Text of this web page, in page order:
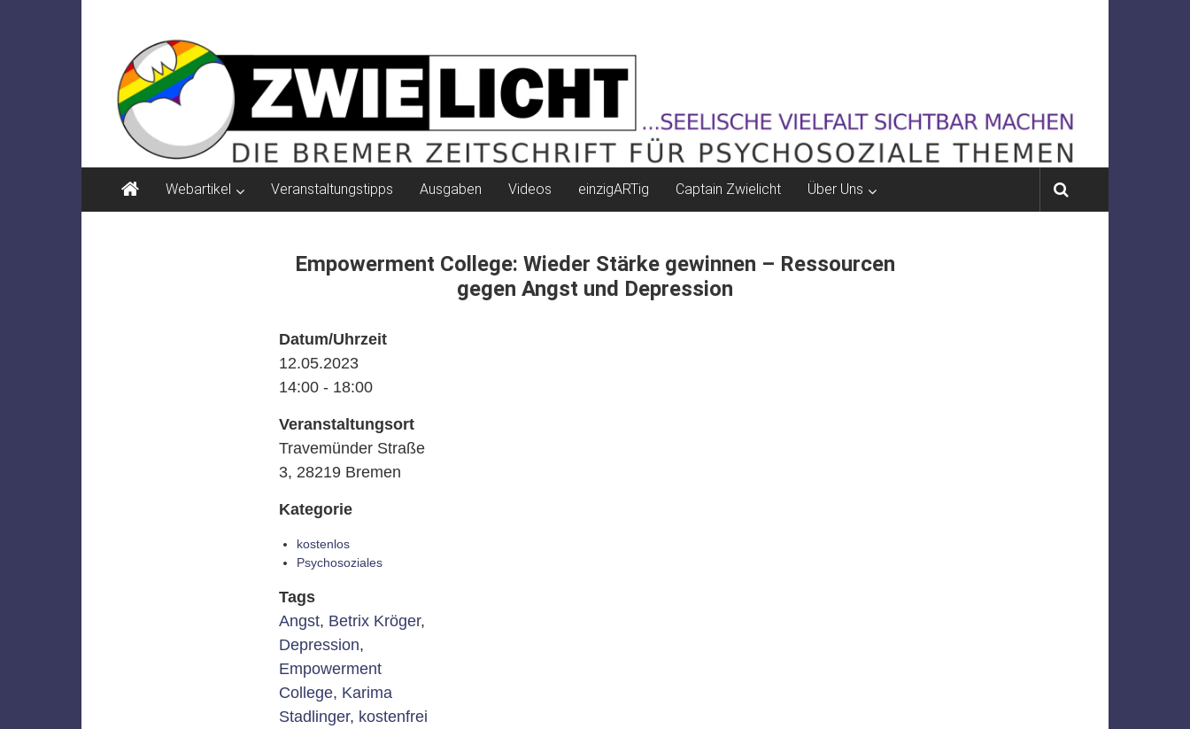
ZWIELICHT
BREMEN
DIE
BREMER
ZEITSCHRIFT
FÜR
PSYCHOSOZIALE
Webartikel Veranstaltungstipps Ausgaben Videos einzigARTig Captain Zwielicht Über Uns
Empowerment College: Wieder Stärke gewinnen – Ressourcen
gegen Angst und Depression
Datum/Uhrzeit
12.05.2023
14:00 - 18:00
Veranstaltungsort
Travemünder Straße
3, 28219 Bremen
Kategorie
kostenlos
Psychosoziales
Tags
Angst, Betrix Kröger,
Depression,
Empowerment
College, Karima
Stadlinger, kostenfrei